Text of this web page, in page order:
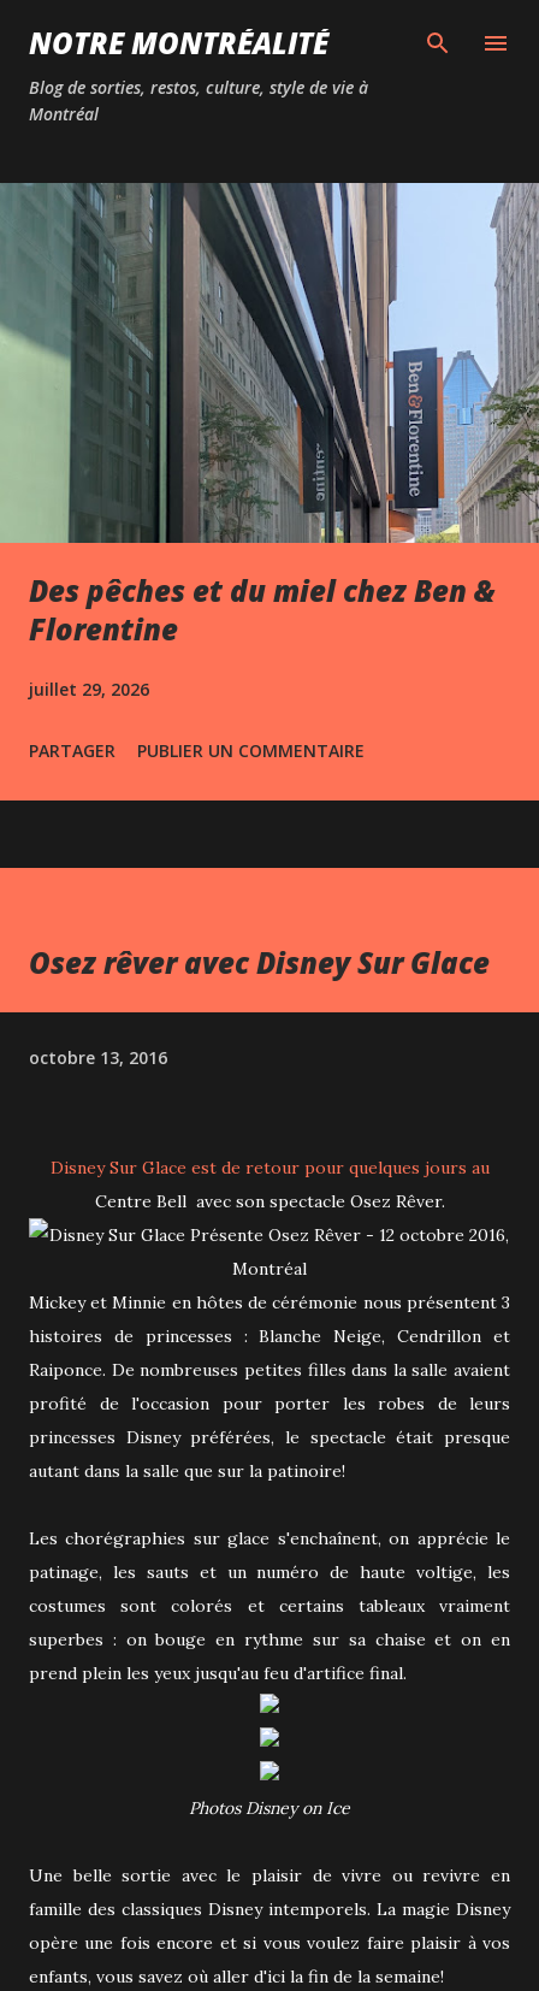
Passer au contenu principal
NOTRE MONTRÉALITÉ
Blog de sorties, restos, culture, style de vie à
Montréal
Des pêches et du miel chez Ben &
Florentine
juillet 29, 2026
PARTAGER PUBLIER UN COMMENTAIRE
Osez rêver avec Disney Sur Glace
octobre 13, 2016
Disney Sur Glace est de retour pour quelques jours au
Centre Bell avec son spectacle Osez Rêver.
Mickey et Minnie en hôtes de cérémonie nous présentent 3
histoires de princesses : Blanche Neige, Cendrillon et
Raiponce. De nombreuses petites filles dans la salle avaient
profité de l'occasion pour porter les robes de leurs
princesses Disney préférées, le spectacle était presque
autant dans la salle que sur la patinoire!
Les chorégraphies sur glace s'enchaînent, on apprécie le
patinage, les sauts et un numéro de haute voltige, les
costumes sont colorés et certains tableaux vraiment
superbes : on bouge en rythme sur sa chaise et on en
prend plein les yeux jusqu'au feu d'artifice final.
Photos Disney on Ice
Une belle sortie avec le plaisir de vivre ou revivre en
famille des classiques Disney intemporels. La magie Disney
opère une fois encore et si vous voulez faire plaisir à vos
enfants, vous savez où aller d'ici la fin de la semaine!